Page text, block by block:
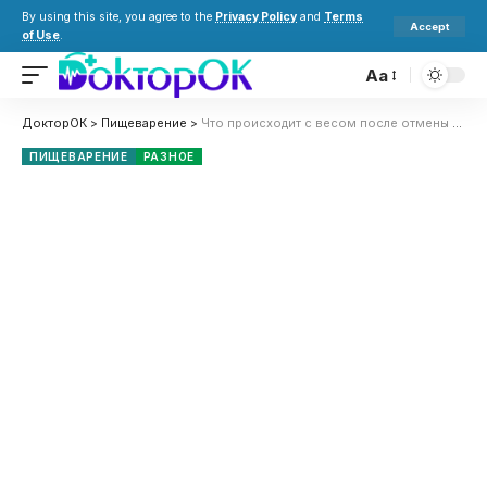
By using this site, you agree to the Privacy Policy and Terms
of Use.
Accept
Aa
ДокторОК > Пищеварение > Что происходит с весом после отмены Ozempic: как быстро возвращаются килограммы?
ПИЩЕВАРЕНИЕ РАЗНОЕ